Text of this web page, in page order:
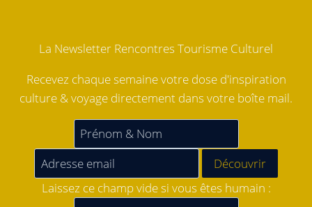
La Newsletter Rencontres Tourisme Culturel
Recevez chaque semaine votre dose d'inspiration
culture & voyage directement dans votre boîte mail.
Laissez ce champ vide si vous êtes humain :